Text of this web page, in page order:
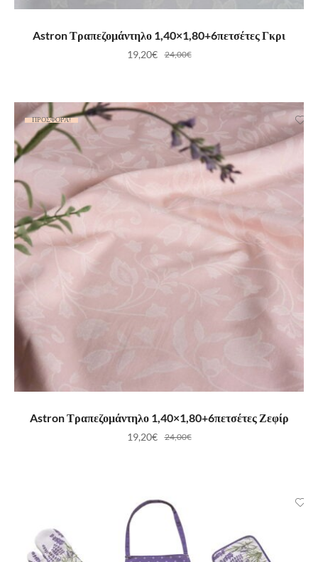
ΠΡΟΣΘΉΚΗ ΣΤΟ ΚΑΛΆΘΙ
Astron Τραπεζομάντηλο 1,40×1,80+6πετσέτες Γκρι
24,00€
19,20€
ΠΡΟΣΦΟΡΆ!
ΠΡΟΣΘΉΚΗ ΣΤΟ ΚΑΛΆΘΙ
Astron Τραπεζομάντηλο 1,40×1,80+6πετσέτες Ζεφίρ
24,00€
19,20€